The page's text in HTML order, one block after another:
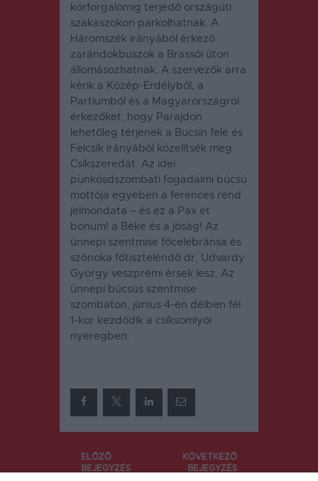
körforgalomig terjedő országúti
szakaszokon parkolhatnak. A
Háromszék irányából érkező
zarándokbuszok a Brassói úton
állomásozhatnak. A szervezők arra
kérik a Közép-Erdélyből, a
Partiumból és a Magyarországról
érkezőket, hogy Parajdon
lehetőleg térjenek a Bucsin felé és
Felcsík irányából közelítsék meg
Csíkszeredát. Az idei
pünkösdszombati fogadalmi búcsú
mottója egyeben a ferences rend
jelmondata – és ez a Pax et
bonum! a Béke és a jóság! Az
ünnepi szentmise főcelebránsa és
szónoka főtisztelendő dr. Udvardy
György veszprémi érsek lesz. Az
ünnepi búcsús szentmise
szombaton, június 4-én délben fél
1-kor kezdődik a csíksomlyói
nyeregben.
Bejegyzés
ELŐZŐ
BEJEGYZÉS
KÖVETKEZŐ
BEJEGYZÉS